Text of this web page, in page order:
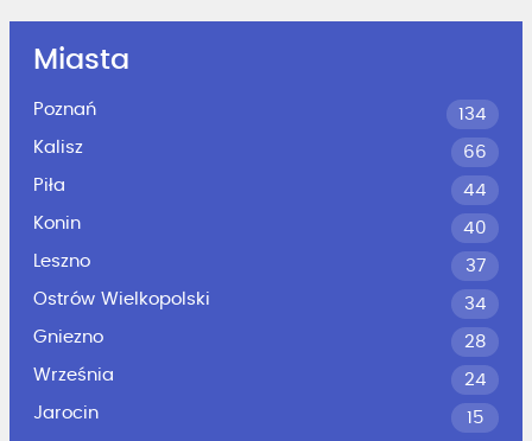
Miasta
Poznań
134
Kalisz
66
Piła
44
Konin
40
Leszno
37
Ostrów Wielkopolski
34
Gniezno
28
Września
24
Jarocin
15